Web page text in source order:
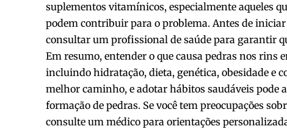
suplementos vitamínicos, especialmente aqueles
podem contribuir para o problema. Antes de
consultar um profissional de saúde para garantir
Em resumo, entender o que causa pedras nos rins
incluindo hidratação, dieta, genética, obesidade e
melhor caminho, e adotar hábitos saudáveis
formação de pedras. Se você tem preocupações
consulte um médico para orientações